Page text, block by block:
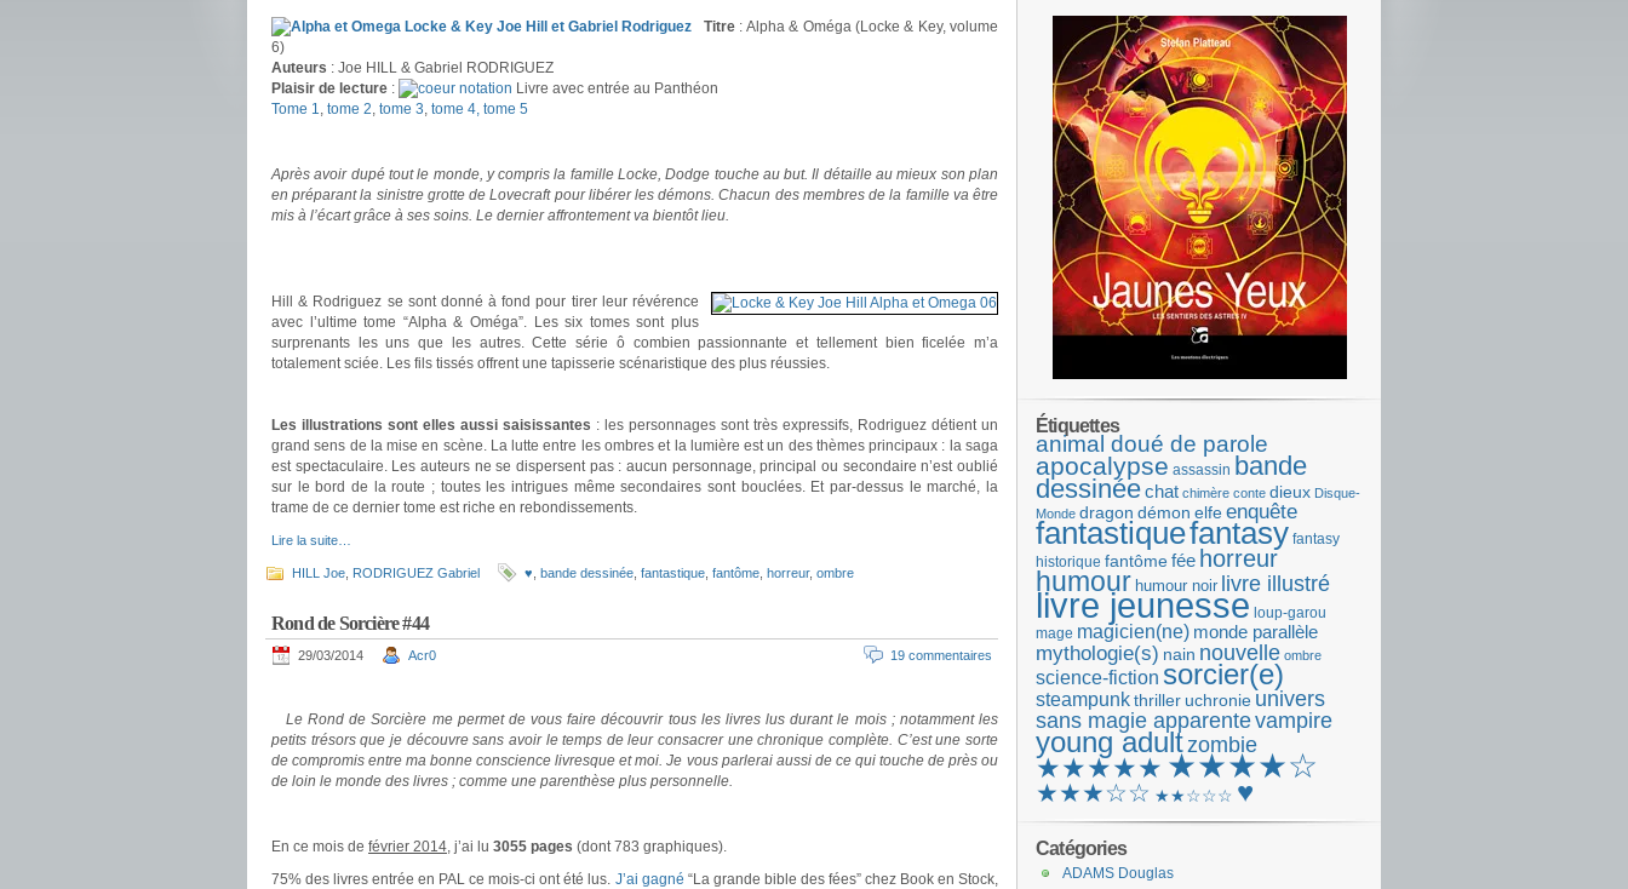
Titre : Alpha & Oméga (Locke & Key, volume
6)
Auteurs : Joe HILL & Gabriel RODRIGUEZ
Plaisir de lecture :
Livre avec entrée au Panthéon
Tome 1, tome 2, tome 3, tome 4, tome 5
Après avoir dupé tout le monde, y compris la famille Locke, Dodge touche au but. Il détaille au mieux son plan
en préparant la sinistre grotte de Lovecraft pour libérer les démons. Chacun des membres de la famille va être
mis à l’écart grâce à ses soins. Le dernier affrontement va bientôt lieu.
Hill & Rodriguez se sont donné à fond pour tirer leur révérence
avec l’ultime tome “Alpha & Oméga”. Les six tomes sont plus
surprenants les uns que les autres. Cette série ô combien passionnante et tellement bien ficelée m’a
totalement sciée. Les fils tissés offrent une tapisserie scénaristique des plus réussies.
Les illustrations sont elles aussi saisissantes : les personnages sont très expressifs, Rodriguez détient un
grand sens de la mise en scène. La lutte entre les ombres et la lumière est un des thèmes principaux : la saga
est spectaculaire. Les auteurs ne se dispersent pas : aucun personnage, principal ou secondaire n’est oublié
sur le bord de la route ; toutes les intrigues même secondaires sont bouclées. Et par-dessus le marché, la
trame de ce dernier tome est riche en rebondissements.
Lire la suite…
HILL Joe RODRIGUEZ Gabriel ♥ bande dessinée fantastique fantôme horreur, ombre
Rond de Sorcière #44
29/03/2014 Acr0 19 commentaires
Le Rond de Sorcière me permet de vous faire découvrir tous les livres lus durant le mois ; notamment les
petits trésors que je découvre sans avoir le temps de leur consacrer une chronique complète. C’est une sorte
de compromis entre ma bonne conscience livresque et moi. Je vous parlerai aussi de ce qui touche de près ou
de loin le monde des livres ; comme une parenthèse plus personnelle.
En ce mois de février 2014, j’ai lu 3055 pages (dont 783 graphiques).
75% des livres entrée en PAL ce mois-ci ont été lus. J’ai gagné “La grande bible des fées” chez Book en Stock,
Étiquettes
animal doué de parole
apocalypse assassin bande
dessinéechat chimère conte dieux Disque-
Monde dragon démon elfeenquête
fantastiquefantasy fantasy
historique fantômefée horreur
humour humour noir livre illustré
livre jeunesse loup-garou
mage magicien(ne) monde parallèle
mythologie(s) nain nouvelle ombre
science-fiction sorcier(e)
steampunkthriller uchronie univers
sans magie apparentevampire
young adultzombie
★★★★★ ★★★★☆
★★★☆☆ ★★☆☆☆ ♥
Catégories
ADAMS Douglas